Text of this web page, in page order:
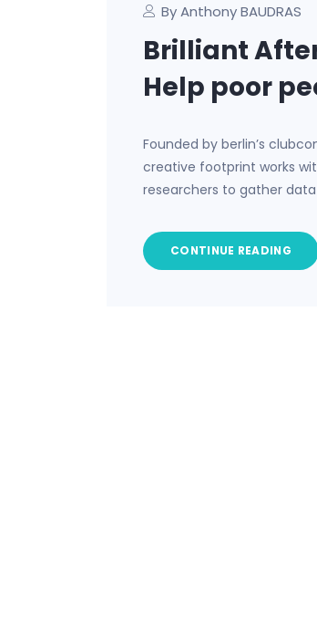
By Anthony BAUDRAS
Brilliant
Help poor
Founded by berlin’s
creative footprint works
researchers to gather
CONTINUE READING